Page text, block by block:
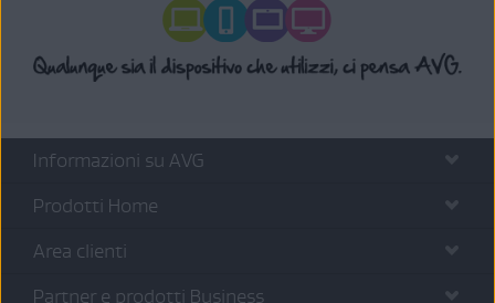
Informazioni su AVG
Prodotti Home
Area clienti
Partner e prodotti Business